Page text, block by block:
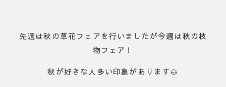
先週は秋の草花フェアを行いましたが今週は秋の枝
物フェア！
秋が好きな人多い印象があります🌰